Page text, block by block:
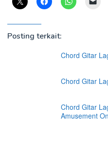
Posting terkait:
Chord Gitar
Chord Gitar
Chord Gitar
Amusement